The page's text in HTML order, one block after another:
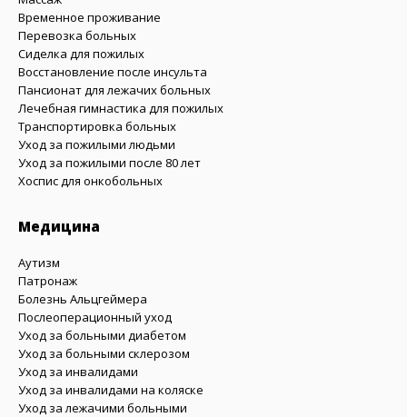
Временное проживание
Перевозка больных
Сиделка для пожилых
Восстановление после инсульта
Пансионат для лежачих больных
Лечебная гимнастика для пожилых
Транспортировка больных
Уход за пожилыми людьми
Уход за пожилыми после 80 лет
Хоспис для онкобольных
Медицина
Аутизм
Патронаж
Болезнь Альцгеймера
Послеоперационный уход
Уход за больными диабетом
Уход за больными склерозом
Уход за инвалидами
Уход за инвалидами на коляске
Уход за лежачими больными